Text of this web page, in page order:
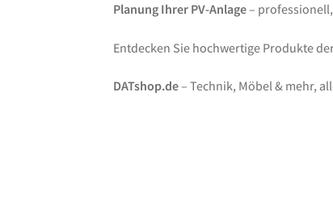
Planung Ihrer PV-Anlage–
Entdecken Sie hochwertige Produkte
DATshop.de– Technik, Möbel & mehr,